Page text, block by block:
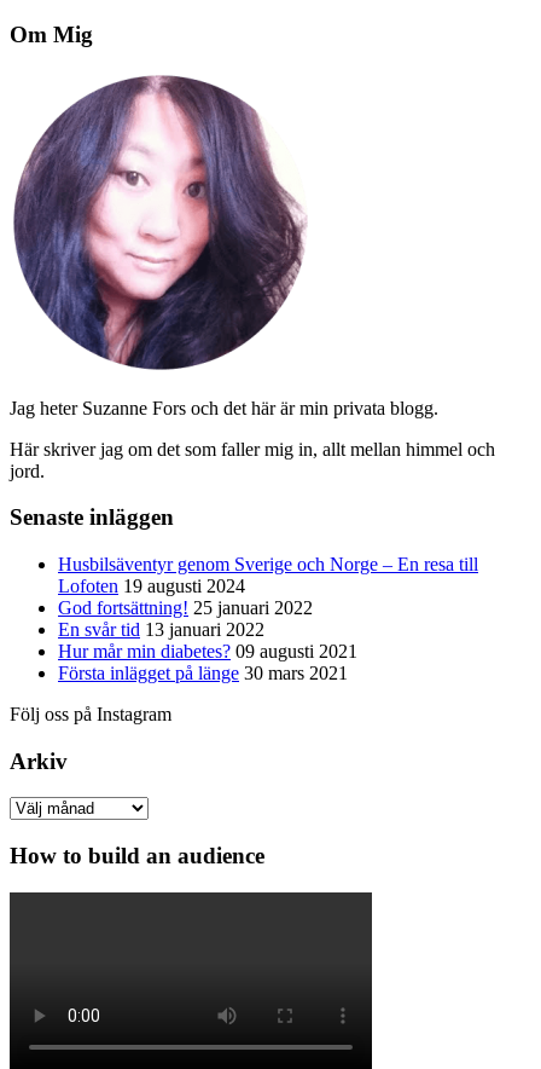
Om Mig
Jag heter Suzanne Fors och det här är min privata blogg.
Här skriver jag om det som faller mig in, allt mellan himmel och
jord.
Senaste inläggen
Husbilsäventyr genom Sverige och Norge – En resa till
Lofoten 19 augusti 2024
God fortsättning! 25 januari 2022
En svår tid 13 januari 2022
Hur mår min diabetes? 09 augusti 2021
Första inlägget på länge 30 mars 2021
Följ oss på Instagram
Arkiv
Arkiv
How to build an audience